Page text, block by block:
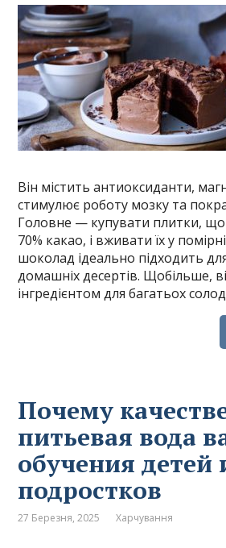
Він містить антиоксиданти,
стимулює роботу мозку та
Головне — купувати плитки,
70% какао, і вживати їх у
шоколад ідеально підходить
домашніх десертів. Щобільше,
інгредієнтом для багатьох
Почему
питьевая вода
обучения детей
подростков
27 Березня, 2025 Харчування